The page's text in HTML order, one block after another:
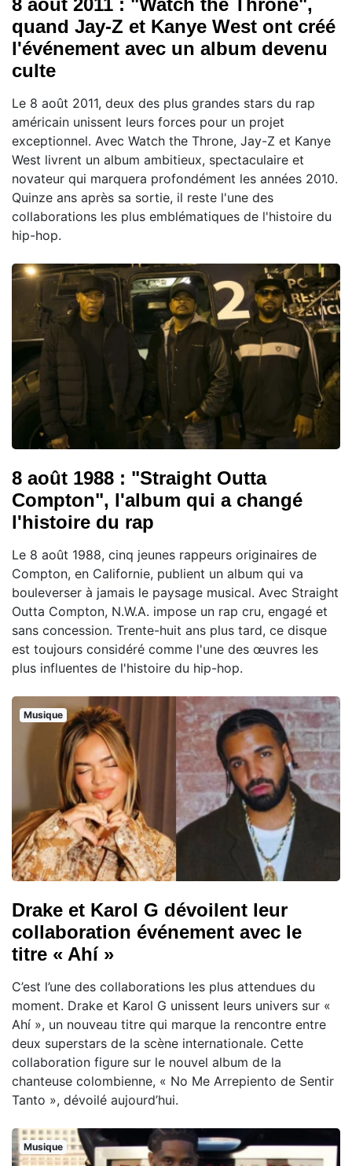
8 août 2011 : "Watch the Throne",
quand Jay-Z et Kanye West ont créé
l'événement avec un album devenu
culte
Le 8 août 2011, deux des plus grandes stars du rap
américain unissent leurs forces pour un projet
exceptionnel. Avec Watch the Throne, Jay-Z et Kanye
West livrent un album ambitieux, spectaculaire et
novateur qui marquera profondément les années 2010.
Quinze ans après sa sortie, il reste l'une des
collaborations les plus emblématiques de l'histoire du
hip-hop.
8 août 1988 : "Straight Outta
Compton", l'album qui a changé
l'histoire du rap
Le 8 août 1988, cinq jeunes rappeurs originaires de
Compton, en Californie, publient un album qui va
bouleverser à jamais le paysage musical. Avec Straight
Outta Compton, N.W.A. impose un rap cru, engagé et
sans concession. Trente-huit ans plus tard, ce disque
est toujours considéré comme l'une des œuvres les
plus influentes de l'histoire du hip-hop.
Musique
Drake et Karol G dévoilent leur
collaboration événement avec le
titre « Ahí »
C’est l’une des collaborations les plus attendues du
moment. Drake et Karol G unissent leurs univers sur «
Ahí », un nouveau titre qui marque la rencontre entre
deux superstars de la scène internationale. Cette
collaboration figure sur le nouvel album de la
chanteuse colombienne, « No Me Arrepiento de Sentir
Tanto », dévoilé aujourd’hui.
Musique